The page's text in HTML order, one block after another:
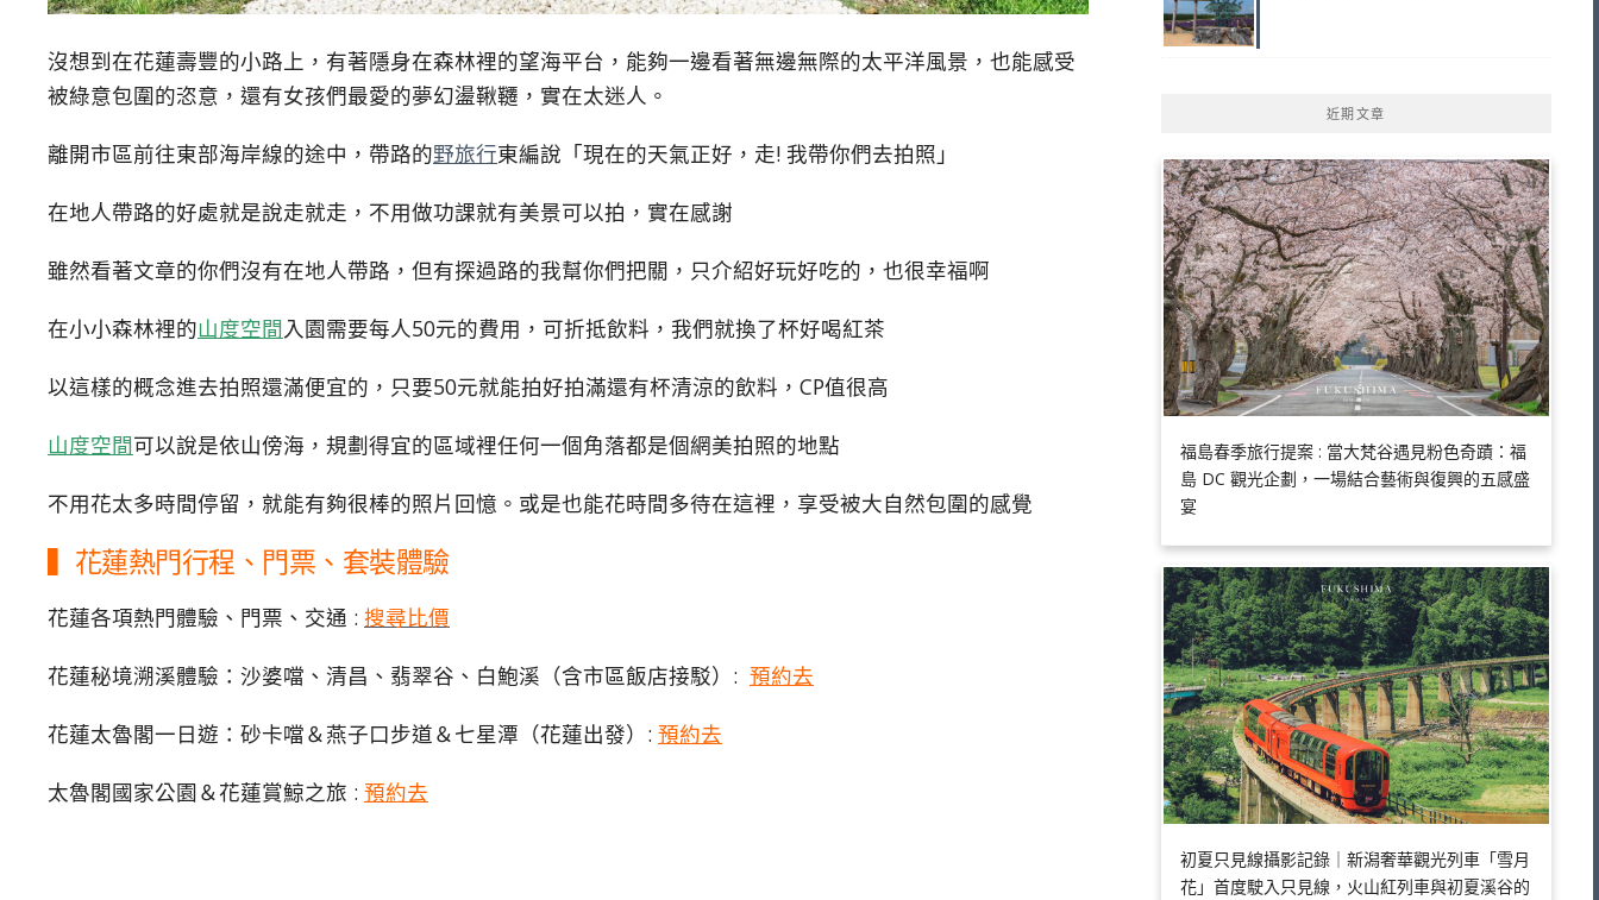
沒想到在花蓮壽豐的小路上，有著隱身在森林裡的望海平台，能夠一邊看著無邊無際的太平洋風景，也能感受
被綠意包圍的恣意，還有女孩們最愛的夢幻盪鞦韆，實在太迷人。
離開市區前往東部海岸線的途中，帶路的野旅行東編說「現在的天氣正好，走! 我帶你們去拍照」
在地人帶路的好處就是說走就走，不用做功課就有美景可以拍，實在感謝
雖然看著文章的你們沒有在地人帶路，但有探過路的我幫你們把關，只介紹好玩好吃的，也很幸福啊
在小小森林裡的山度空間 入園需要每人50元的費用，可折抵飲料，我們就換了杯好喝紅茶
以這樣的概念進去拍照還滿便宜的，只要50元就能拍好拍滿還有杯清涼的飲料，CP值很高
山度空間可以說是依山傍海，規劃得宜的區域裡任何一個角落都是個網美拍照的地點
不用花太多時間停留，就能有夠很棒的照片回憶。或是也能花時間多待在這裡，享受被大自然包圍的感覺
▍花蓮熱門行程、門票、套裝體驗
花蓮各項熱門體驗、門票、交通 : 搜尋比價
花蓮秘境溯溪體驗：沙婆噹、清昌、翡翠谷、白鮑溪（含市區飯店接駁）: 預約去
花蓮太魯閣一日遊：砂卡噹＆燕子口步道＆七星潭（花蓮出發）: 預約去
太魯閣國家公園＆花蓮賞鯨之旅 : 預約去
近期文章
福島春季旅行提案 : 當大梵谷遇見粉色奇蹟：福
島 DC 觀光企劃，一場結合藝術與復興的五感盛
宴
初夏只見線攝影記錄｜新潟奢華觀光列車「雪月
花」首度駛入只見線，火山紅列車與初夏溪谷的